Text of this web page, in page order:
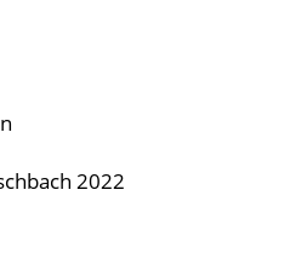
2022